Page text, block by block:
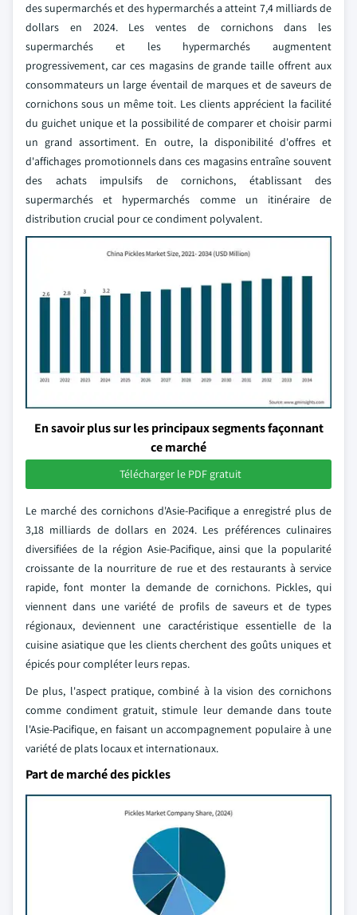
des supermarchés et des hypermarchés a atteint 7,4 milliards de
dollars en 2024. Les ventes de cornichons dans les
supermarchés et les hypermarchés augmentent
progressivement, car ces magasins de grande taille offrent aux
consommateurs un large éventail de marques et de saveurs de
cornichons sous un même toit. Les clients apprécient la facilité
du guichet unique et la possibilité de comparer et choisir parmi
un grand assortiment. En outre, la disponibilité d'offres et
d'affichages promotionnels dans ces magasins entraîne souvent
des achats impulsifs de cornichons, établissant des
supermarchés et hypermarchés comme un itinéraire de
distribution crucial pour ce condiment polyvalent.
En savoir plus sur les principaux segments façonnant
ce marché
Télécharger le PDF gratuit
Le marché des cornichons d'Asie-Pacifique a enregistré plus de
3,18 milliards de dollars en 2024. Les préférences culinaires
diversifiées de la région Asie-Pacifique, ainsi que la popularité
croissante de la nourriture de rue et des restaurants à service
rapide, font monter la demande de cornichons. Pickles, qui
viennent dans une variété de profils de saveurs et de types
régionaux, deviennent une caractéristique essentielle de la
cuisine asiatique que les clients cherchent des goûts uniques et
épicés pour compléter leurs repas.
De plus, l'aspect pratique, combiné à la vision des cornichons
comme condiment gratuit, stimule leur demande dans toute
l'Asie-Pacifique, en faisant un accompagnement populaire à une
variété de plats locaux et internationaux.
Part de marché des pickles